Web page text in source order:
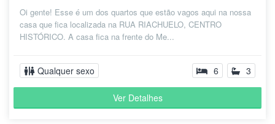
Oi gente! Esse é um dos quartos que estão vagos aqui na nossa
casa que fica localizada na RUA RIACHUELO, CENTRO
HISTÓRICO. A casa fica na frente do Me...
Qualquer sexo 6 3
Ver Detalhes